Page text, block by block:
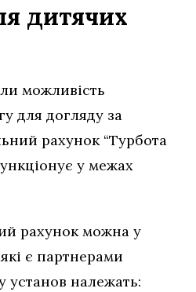
дитячих
можливість
для догляду за
рахунок “Турбота
у межах
рахунок можна у
є партнерами
установ належать: